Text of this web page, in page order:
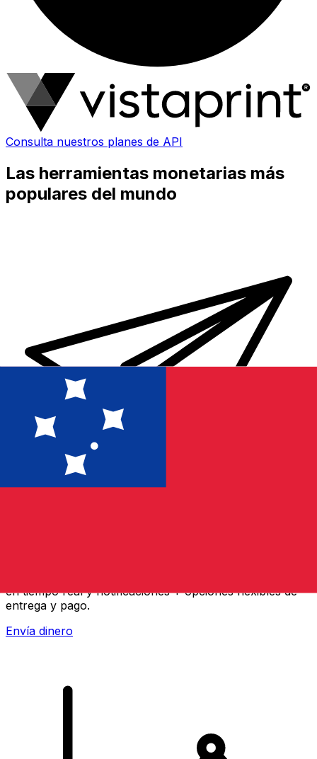
Consulta nuestros planes de API
Las herramientas monetarias más
populares del mundo
en tiempo real y notificaciones + opciones flexibles de
entrega y pago.
Envía dinero